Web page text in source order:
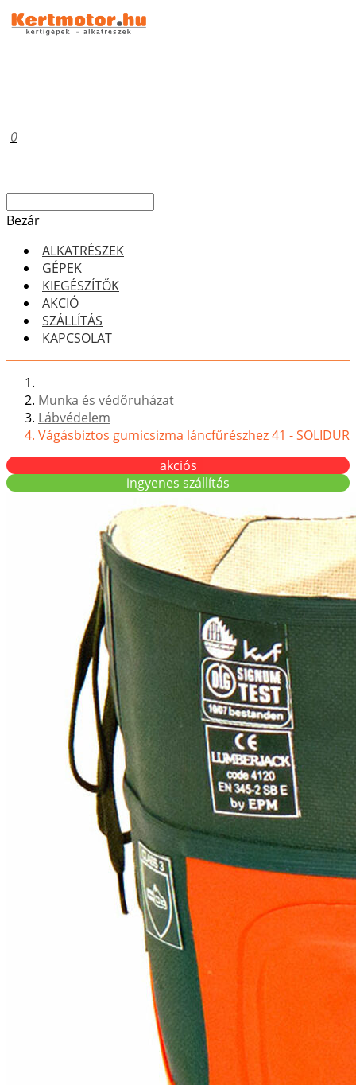
0
Bezár
ALKATRÉSZEK
GÉPEK
KIEGÉSZÍTŐK
AKCIÓ
SZÁLLÍTÁS
KAPCSOLAT
Munka és védőruházat
Lábvédelem
Vágásbiztos gumicsizma láncfűrészhez 41 - SOLIDUR
akciós
ingyenes szállítás